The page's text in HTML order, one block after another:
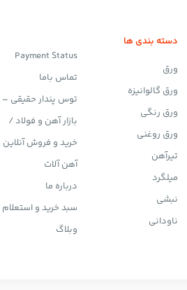
دسته بندی ها
ورق
ورق گالوانیزه
ورق رنگی
ورق روغنی
تیرآهن
میلگرد
نبشی
ناودانی
Payment Status
تماس باما
توس پندار حقیقی –
بازار آهن و فولاد /
خرید و فروش آنلاین
آهن آلات
درباره ما
سبد خرید و استعلام
وبلاگ